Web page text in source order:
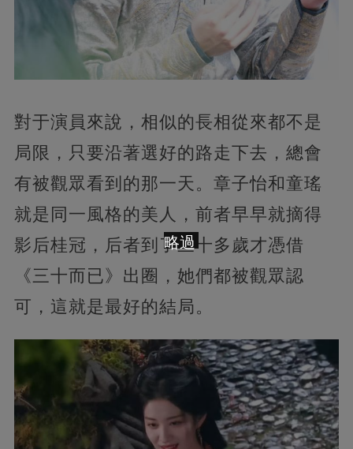
對于演員來說，相似的長相從來都不是
局限，只要沿著選好的路走下去，總會
有被觀眾看到的那一天。章子怡和童瑤
就是同一風格的美人，前者早早就摘得
影后桂冠，后者到了三十多歲才憑借
《三十而已》出圈，她們都被觀眾認
可，這就是最好的結局。
略過